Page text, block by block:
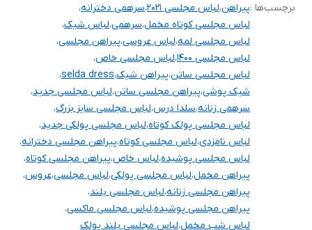
توجه توجه : دوستان عزیز لطفا در هنگام انتخاب مدل دقت فرمائید همه
مشخصات کارها زیر آن قید شده لطفا موقع انتخاب دقت کنید چون این
سایت امکان مرجوع یا تعویض مدل ندارد فقط تعویض سایز داریم
برچسب‌ها :پیراهن،لباس مجلسی ۲۰۲۱ ،سرهمی دخترانه،
لباس مجلسی کوتاه مخمل،سرهمی،لباس شیک،
لباس مجلسی لمه،لباس عروسی،پیراهن مجلسی،
لباس مجلسی ۱۴۰۰
،لباس مجلسی خاص،
لباس مجلسی ساتن،پیراهن شیک،selda dress،
شیک پوشی،پیراهن مجلسی ساتن،لباس مجلسی جدید،
سرهمی زنانه،سلدا درس،لباس مجلسی سایز بزرگ،
لباس مجلسی پولک کوتاه،لباس مجلسی پولکی جدید،
لباس نامزدی،لباس مجلسی کوتاه،پیراهن مجلسی دخترانه،
لباس مجلسی پوشیده،لباس خاص،پیراهن مجلسی کوتاه،
پیراهن مخمل،لباس مجلسی پولکی،لباس مجلسی،عروس،
پیراهن مجلسی زنانه،لباس مجلسی بلند،
پیراهن مجلسی پوشیده،لباس مجلسی ماکسی،
لباس شب مخمل،لباس مجلسی بلند پولک